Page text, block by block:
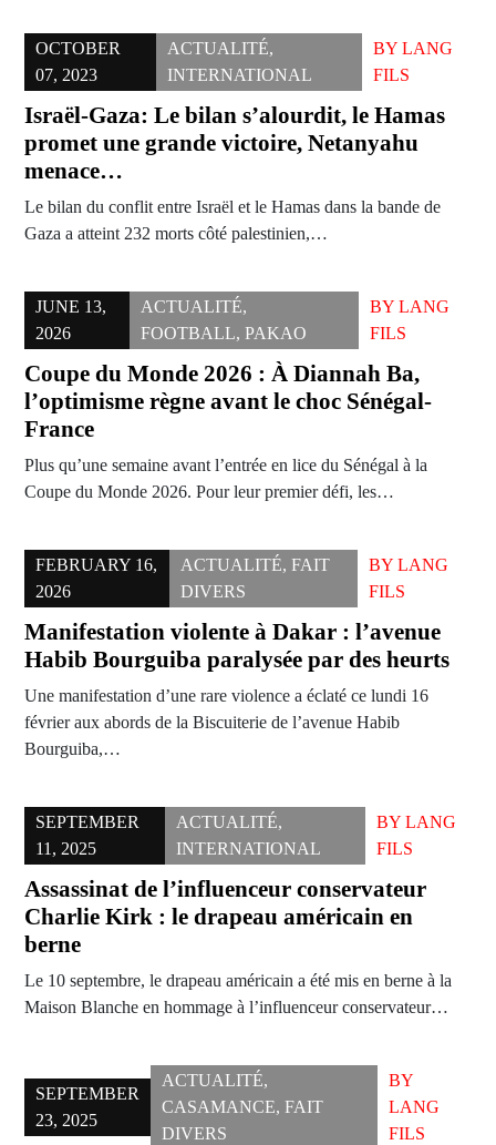
OCTOBER
07, 2023
ACTUALITÉ,
INTERNATIONAL
BYLANG
FILS
Israël-Gaza: Le bilan s’alourdit, le Hamas
promet une grande victoire, Netanyahu
menace…
Le bilan du conflit entre Israël et le Hamas dans la bande de
Gaza a atteint 232 morts côté palestinien,…
JUNE 13,
2026
ACTUALITÉ,
FOOTBALL, PAKAO
BYLANG
FILS
Coupe du Monde 2026 : À Diannah Ba,
l’optimisme règne avant le choc Sénégal-
France
Plus qu’une semaine avant l’entrée en lice du Sénégal à la
Coupe du Monde 2026. Pour leur premier défi, les…
FEBRUARY 16,
2026
ACTUALITÉ, FAIT
DIVERS
BYLANG
FILS
Manifestation violente à Dakar : l’avenue
Habib Bourguiba paralysée par des heurts
Une manifestation d’une rare violence a éclaté ce lundi 16
février aux abords de la Biscuiterie de l’avenue Habib
Bourguiba,…
SEPTEMBER
11, 2025
ACTUALITÉ,
INTERNATIONAL
BY LANG
FILS
Assassinat de l’influenceur conservateur
Charlie Kirk : le drapeau américain en
berne
Le 10 septembre, le drapeau américain a été mis en berne à la
Maison Blanche en hommage à l’influenceur conservateur…
SEPTEMBER
23, 2025
ACTUALITÉ,
CASAMANCE, FAIT
DIVERS
BY
LANG
FILS